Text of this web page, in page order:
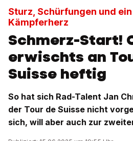
Sturz, Schürfungen und
Kämpferherz
Schmerz-Start!
erwischts an
Suisse heftig
So hat sich Rad-Talent Jan
der Tour de Suisse nicht
sich, will aber auch zur